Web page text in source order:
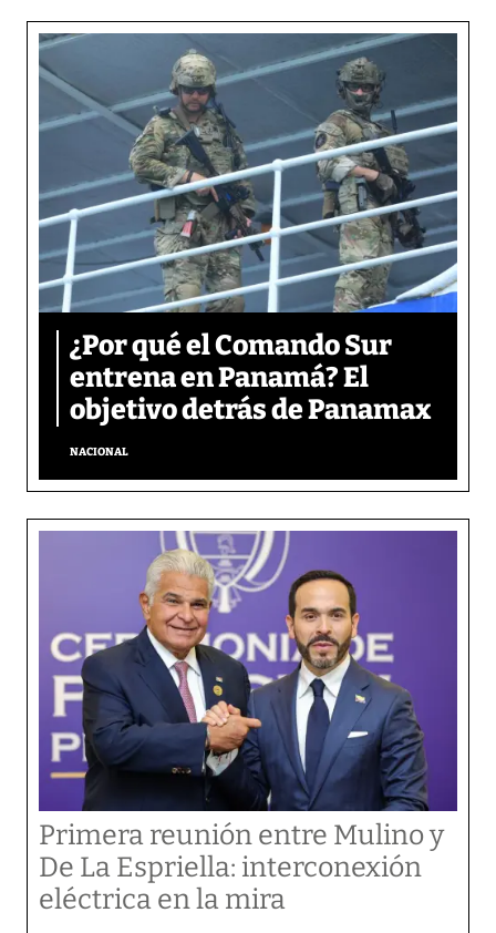
¿Por qué el Comando Sur
entrena en Panamá? El
objetivo detrás de Panamax
NACIONAL
Primera reunión entre Mulino y
De La Espriella: interconexión
eléctrica en la mira